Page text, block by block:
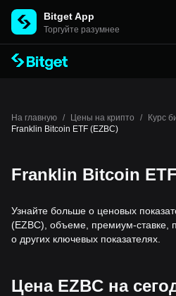
Bitget App
Торгуйте разумнее
На главную / Цены на крипто / Курс
Franklin Bitcoin ETF (EZBC)
Franklin Bitcoin ETF
Узнайте больше о ценовых
(EZBC), объеме, премиум-ставке,
о других ключевых показателях.
Цена EZBC на